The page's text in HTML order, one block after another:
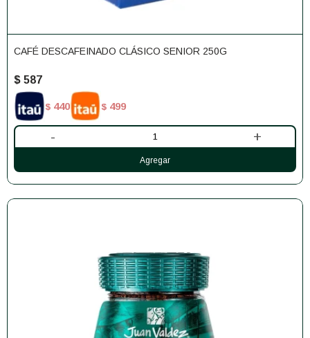
CAFÉ DESCAFEINADO CLÁSICO SENIOR 250G
$ 587
$ 440 $ 499
- +